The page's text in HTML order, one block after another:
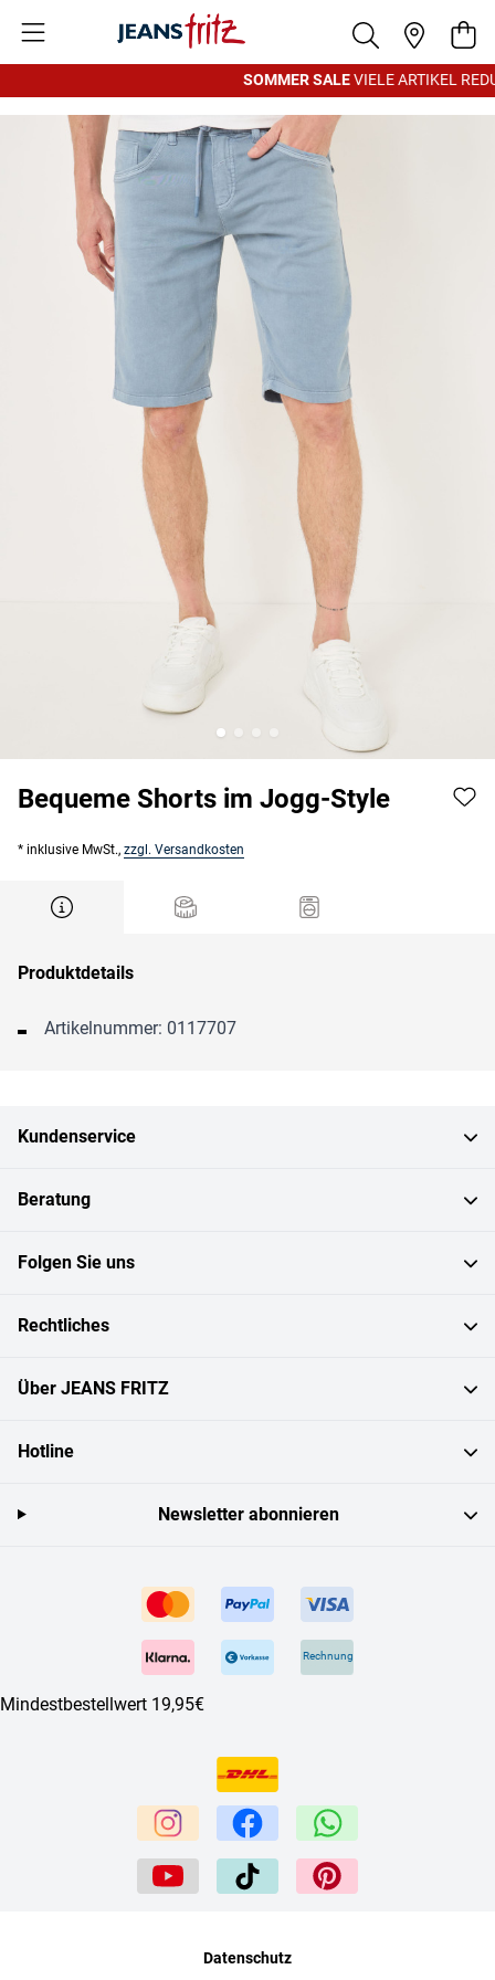
SOMMER SALEVIELE ARTIKEL
Bequeme Shorts im Jogg-Style
* inklusive MwSt., zzgl. Versandkosten
Produktdetails
Artikelnummer: 0117707
Kundenservice
Beratung
Folgen Sie uns
Rechtliches
Über JEANS FRITZ
Hotline
Rechnung
Mindestbestellwert 19,95€
Newsletter abonnieren
Datenschutz